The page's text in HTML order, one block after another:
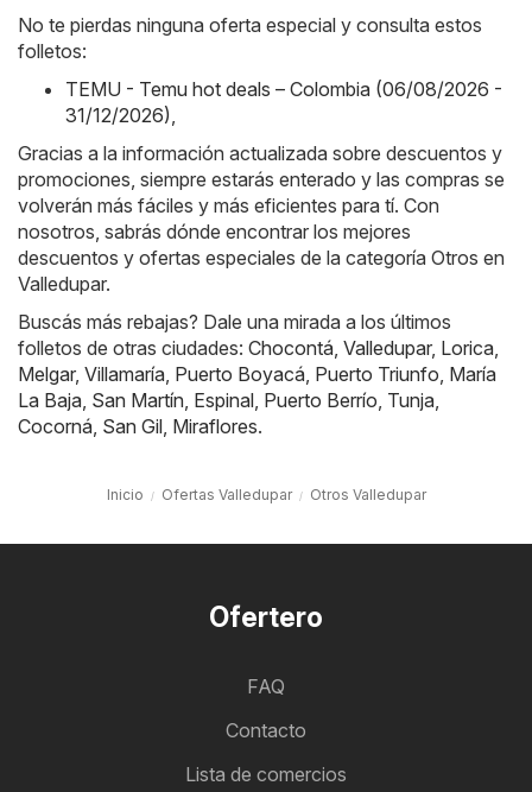
No te pierdas ninguna oferta especial y consulta estos
folletos:
TEMU - Temu hot deals – Colombia (06/08/2026 -
31/12/2026),
Gracias a la información actualizada sobre descuentos y
promociones, siempre estarás enterado y las compras se
volverán más fáciles y más eficientes para tí. Con
nosotros, sabrás dónde encontrar los mejores
descuentos y ofertas especiales de la categoría Otros en
Valledupar.
Buscás más rebajas? Dale una mirada a los últimos
folletos de otras ciudades: Chocontá, Valledupar, Lorica,
Melgar, Villamaría, Puerto Boyacá, Puerto Triunfo, María
La Baja, San Martín, Espinal, Puerto Berrío, Tunja,
Cocorná, San Gil, Miraflores.
Inicio Ofertas Valledupar Otros Valledupar
Ofertero
FAQ
Contacto
Lista de comercios